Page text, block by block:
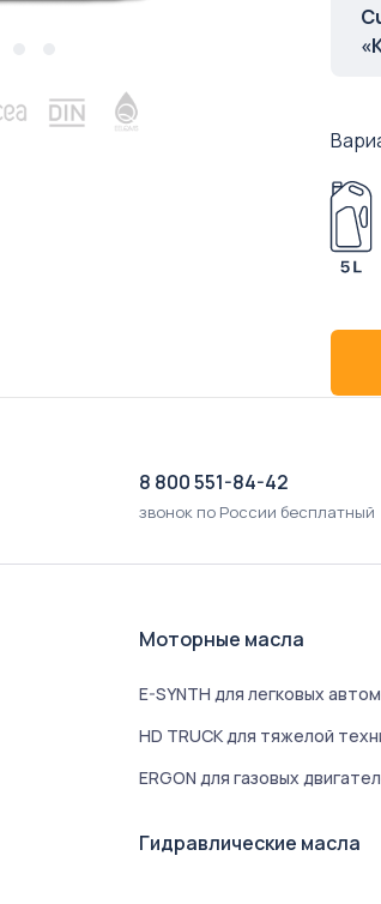
8 800 551-84-42
звонок по России бесплатный
E-SYNTH для легковых
Моторные масла
Гидравлические масла
HD TRUCK для тяжелой
ERGON для газовых